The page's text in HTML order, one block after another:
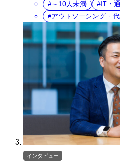
～10人未満
IT・
アウトソーシング・
インタビュー